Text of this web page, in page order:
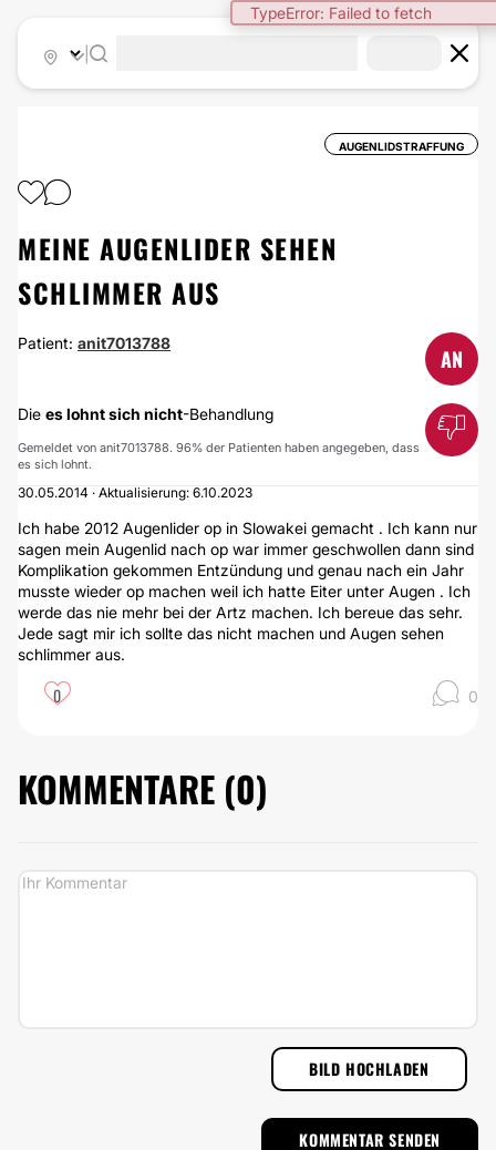
TypeError: Failed to fetch
AUGENLIDSTRAFFUNG
MEINE AUGENLIDER SEHEN
SCHLIMMER AUS
Patient: anit7013788
AN
Die es lohnt sich nicht-Behandlung
Gemeldet von anit7013788. 96% der Patienten haben angegeben, dass
es sich lohnt.
30.05.2014 · Aktualisierung: 6.10.2023
Ich habe 2012 Augenlider op in Slowakei gemacht . Ich kann nur
sagen mein Augenlid nach op war immer geschwollen dann sind
Komplikation gekommen Entzündung und genau nach ein Jahr
musste wieder op machen weil ich hatte Eiter unter Augen . Ich
werde das nie mehr bei der Artz machen. Ich bereue das sehr.
Jede sagt mir ich sollte das nicht machen und Augen sehen
schlimmer aus.
0 0
KOMMENTARE (0)
BILD HOCHLADEN